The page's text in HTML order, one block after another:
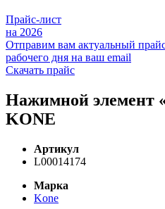
Прайс-лист
на 2026
Отправим вам актуальный
рабочего дня на ваш email
Скачать прайс
Нажимной элемент
KONE
Артикул
L00014174
Марка
Kone